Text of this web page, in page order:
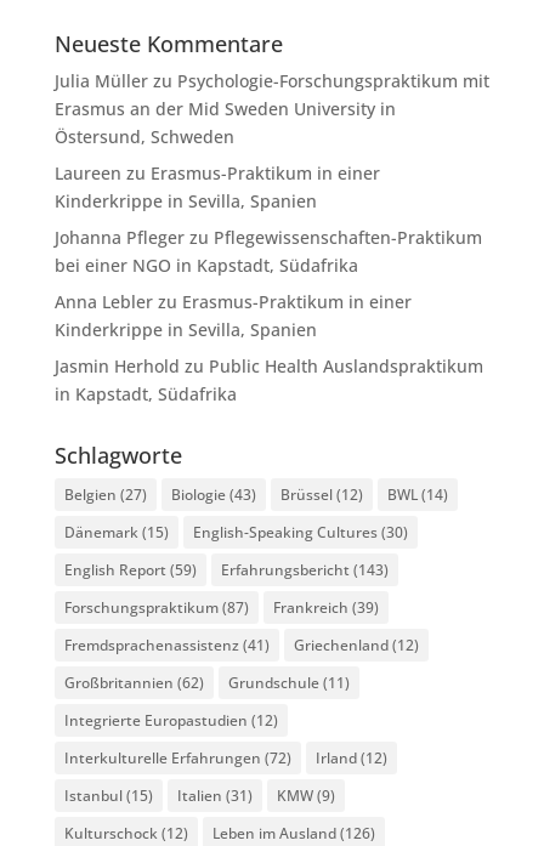
Neueste Kommentare
Julia Müllerzu Psychologie-Forschungspraktikum mit
Erasmus an der Mid Sweden University in
Östersund, Schweden
Laureen zu Erasmus-Praktikum in einer
Kinderkrippe in Sevilla, Spanien
Johanna Pflegerzu Pflegewissenschaften-Praktikum
bei einer NGO in Kapstadt, Südafrika
Anna Leblerzu Erasmus-Praktikum in einer
Kinderkrippe in Sevilla, Spanien
Jasmin Herhold zu Public Health Auslandspraktikum
in Kapstadt, Südafrika
Schlagworte
Belgien (27) Biologie(43) Brüssel(12) BWL(14)
Dänemark (15) English-Speaking Cultures(30)
English Report (59) Erfahrungsbericht (143)
Forschungspraktikum(87) Frankreich (39)
Fremdsprachenassistenz(41) Griechenland(12)
Großbritannien (62) Grundschule(11)
Integrierte Europastudien (12)
Interkulturelle Erfahrungen (72) Irland(12)
Istanbul(15) Italien (31) KMW(9)
Kulturschock (12) Leben im Ausland(126)